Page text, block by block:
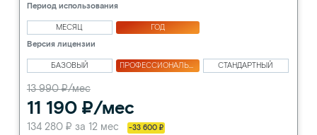
Период использования
МЕСЯЦ ГОД
Версия лицензии
БАЗОВЫЙ ПРОФЕССИОНАЛЬНЫЙ СТАНДАРТНЫЙ
13 990 ₽/мес
11 190 ₽/мес
134 280 ₽ за 12 мес -33 600 ₽